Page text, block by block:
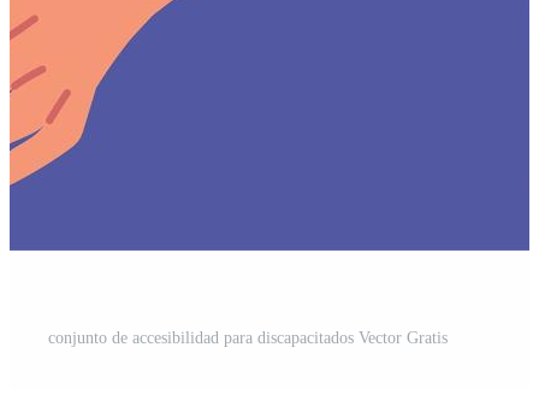
conjunto de accesibilidad para discapacitados Vector Gratis